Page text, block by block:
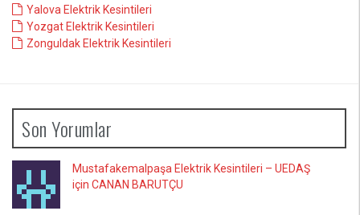
Yalova Elektrik Kesintileri
Yozgat Elektrik Kesintileri
Zonguldak Elektrik Kesintileri
Son Yorumlar
Mustafakemalpaşa Elektrik Kesintileri – UEDAŞ
için CANAN BARUTÇU